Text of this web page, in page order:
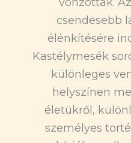
vonzottak.
csendesebb
élénkítésére
Kastélymesék
különleges
helyszínen
életükről,
személyes